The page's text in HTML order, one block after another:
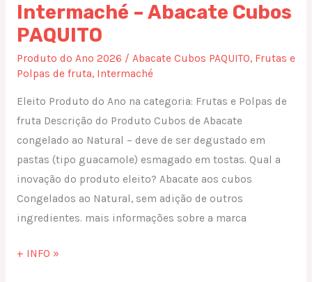
Intermaché – Abacate Cubos
PAQUITO
Produto do Ano 2026 / Abacate Cubos PAQUITO, Frutas e
Polpas de fruta, Intermaché
Eleito Produto do Ano na categoria: Frutas e Polpas de
fruta Descrição do Produto Cubos de Abacate
congelado ao Natural – deve de ser degustado em
pastas (tipo guacamole) esmagado em tostas. Qual a
inovação do produto eleito? Abacate aos cubos
Congelados ao Natural, sem adição de outros
ingredientes. mais informações sobre a marca
+ INFO »